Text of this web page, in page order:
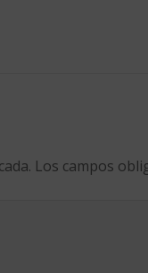
Los campos